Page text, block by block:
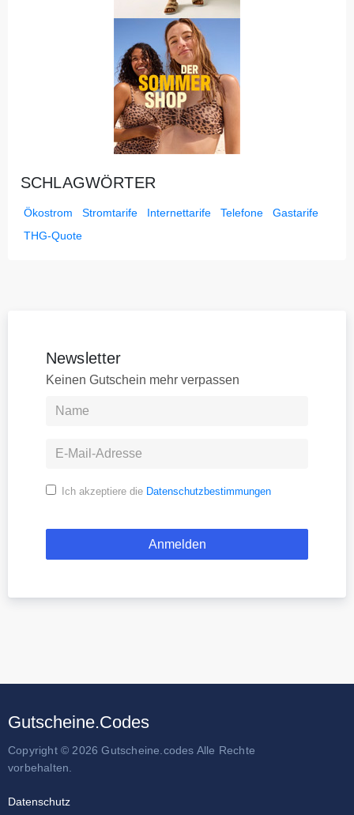
SCHLAGWÖRTER
Ökostrom Stromtarife Internettarife Telefone
Gastarife
THG-Quote
Newsletter
Keinen Gutschein mehr verpassen
Ich akzeptiere die Datenschutzbestimmungen
Gutscheine.Codes
Copyright © 2026 Gutscheine.codes Alle Rechte
vorbehalten.
Datenschutz